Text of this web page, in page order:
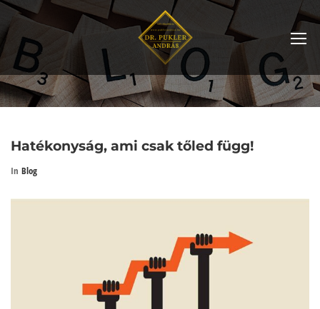
Hatékonyság, ami csak tőled függ!
In Blog